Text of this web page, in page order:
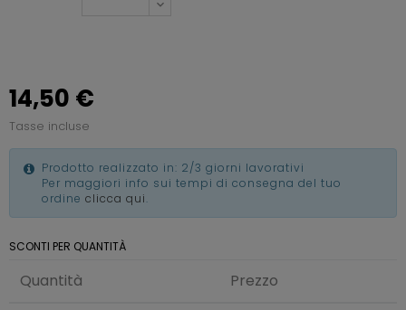
14,50 €
Tasse incluse
Prodotto realizzato in: 2/3 giorni lavorativi
Per maggiori info sui tempi di consegna del tuo
ordine clicca qui.
SCONTI PER QUANTITÀ
Quantità Prezzo